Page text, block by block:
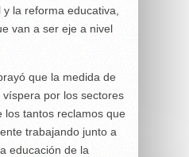
la reforma educativa,
van a ser eje a nivel
que la medida de
por los sectores
los tantos reclamos que
trabajando junto a
educación de la